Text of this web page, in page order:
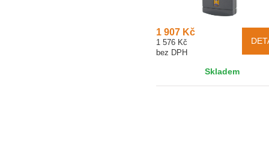
1 907 Kč
1 576 Kč
bez DPH
Skladem